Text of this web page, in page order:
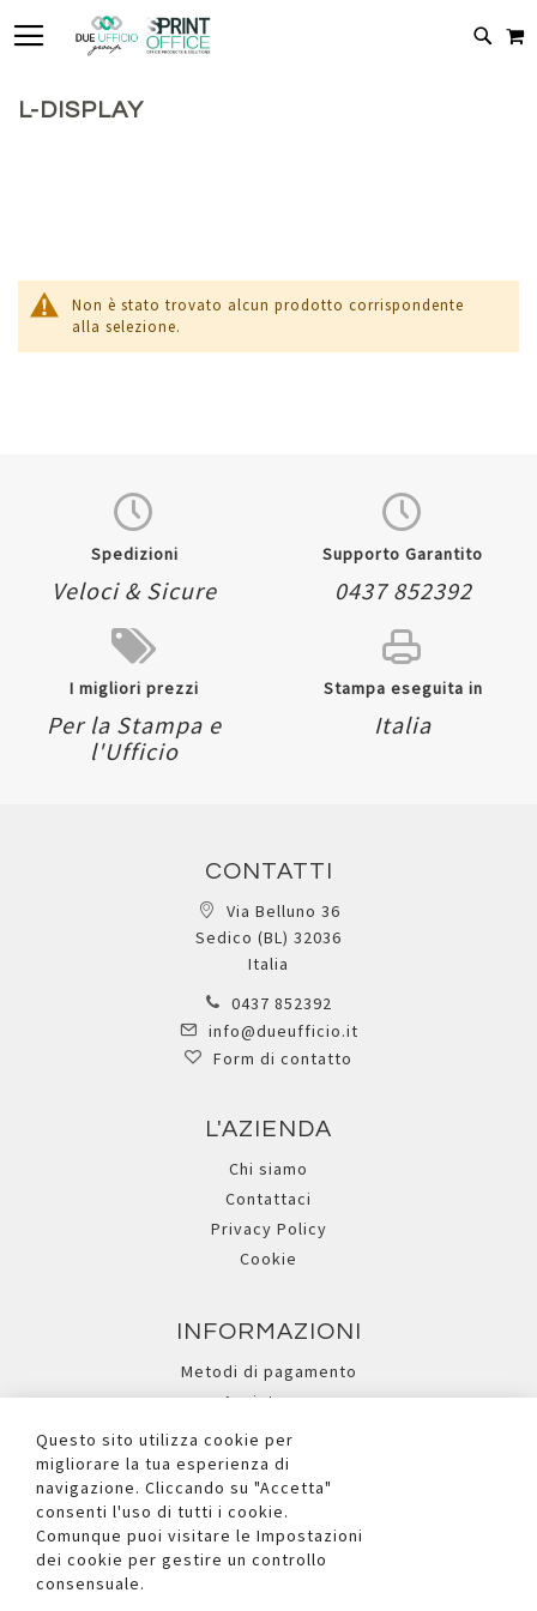
CERCA
L-DISPLAY
Non è stato trovato alcun prodotto corrispondente
alla selezione.
Spedizioni
Veloci & Sicure
Supporto Garantito
0437 852392
I migliori prezzi
Per la Stampa e
l'Ufficio
Stampa eseguita in
Italia
CONTATTI
Via Belluno 36
Sedico (BL) 32036
Italia
0437 852392
info@dueufficio.it
Form di contatto
L'AZIENDA
Chi siamo
Contattaci
Privacy Policy
Cookie
INFORMAZIONI
Metodi di pagamento
Assistenza
Ricerca avanzata
I NOSTRI SOCIAL
Questo sito utilizza cookie per
migliorare la tua esperienza di
navigazione. Cliccando su "Accetta"
consenti l'uso di tutti i cookie.
Comunque puoi visitare le Impostazioni
dei cookie per gestire un controllo
consensuale.